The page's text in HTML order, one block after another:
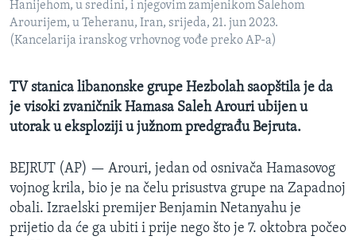
Hanijehom, u sredini, i njegovim zamjenikom Salehom
Arourijem, u Teheranu, Iran, srijeda, 21. jun 2023.
(Kancelarija iranskog vrhovnog vođe preko AP-a)
TV stanica libanonske grupe Hezbolah saopštila je da
je visoki zvaničnik Hamasa Saleh Arouri ubijen u
utorak u eksploziji u južnom predgrađu Bejruta.
BEJRUT (AP) — Arouri, jedan od osnivača Hamasovog
vojnog krila, bio je na čelu prisustva grupe na Zapadnoj
obali. Izraelski premijer Benjamin Netanyahu je
prijetio da će ga ubiti i prije nego što je 7. oktobra počeo